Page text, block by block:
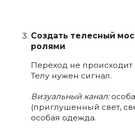
Создать телесный
ролями
Переход не происходит
Телу нужен сигнал.
Визуальный канал:
(приглушенный свет,
особая одежда.